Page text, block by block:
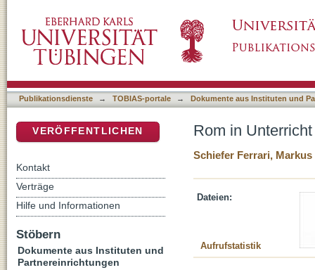
Publikationsdienste → TOBIAS-portale → Dokumente aus Instituten und
Rom in
Schiefer Ferrari, Markus
Dateien:
Aufrufstatistik
VERÖFFENTLICHEN
Kontakt
Verträge
Hilfe und Informationen
Stöbern
Dokumente aus Instituten und
Partnereinrichtungen